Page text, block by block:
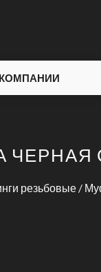
ЧЕРНАЯ
резьбовые/